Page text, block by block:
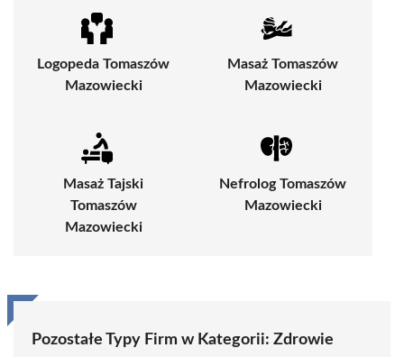
Logopeda Tomaszów
Mazowiecki
Masaż Tomaszów
Mazowiecki
Masaż Tajski
Tomaszów
Mazowiecki
Nefrolog Tomaszów
Mazowiecki
Pozostałe Typy Firm w Kategorii: Zdrowie